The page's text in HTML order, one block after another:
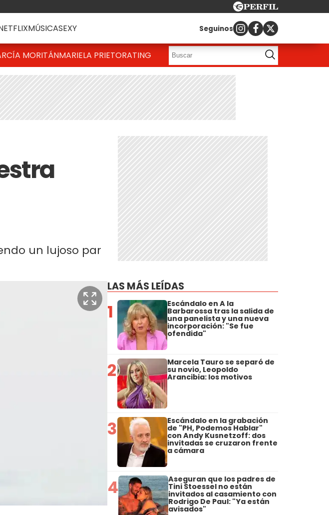
MÚSICASEXY Seguinos
MORITÁNMARIELA PRIETORATING
un lujoso par
LAS MÁS LEÍDAS
1 Escándalo en A la
Barbarossa tras la salida de
una panelista y una nueva
incorporación: "Se fue
ofendida"
2 Marcela Tauro se separó de
su novio, Leopoldo
Arancibia: los motivos
3 Escándalo en la grabación
de "PH, Podemos Hablar"
con Andy Kusnetzoff: dos
invitadas se cruzaron frente
a cámara
4 Aseguran que los padres de
Tini Stoessel no están
invitados al casamiento con
Rodrigo De Paul: "Ya están
avisados"